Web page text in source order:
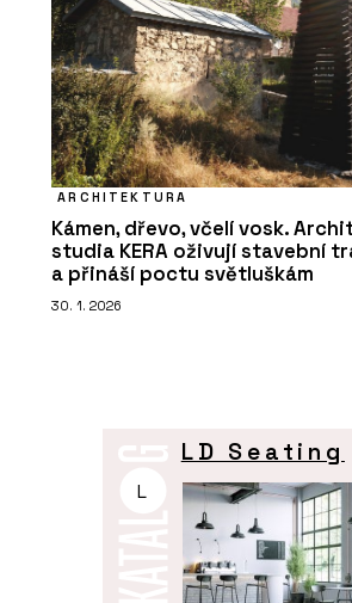
ARCHITEKTURA
Kámen, dřevo, včelí vosk.
studia KERA oživují stavební
a přináší poctu světluškám
30. 1. 2026
L
LD Seating